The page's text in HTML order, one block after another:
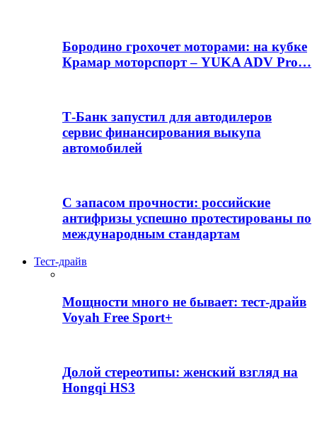
Бородино грохочет моторами: на кубке
Крамар моторспорт – YUKA ADV Pro…
Т-Банк запустил для автодилеров
сервис финансирования выкупа
автомобилей
С запасом прочности: российские
антифризы успешно протестированы по
международным стандартам
Тест-драйв
Мощности много не бывает: тест-драйв
Voyah Free Sport+
Долой стереотипы: женский взгляд на
Hongqi HS3